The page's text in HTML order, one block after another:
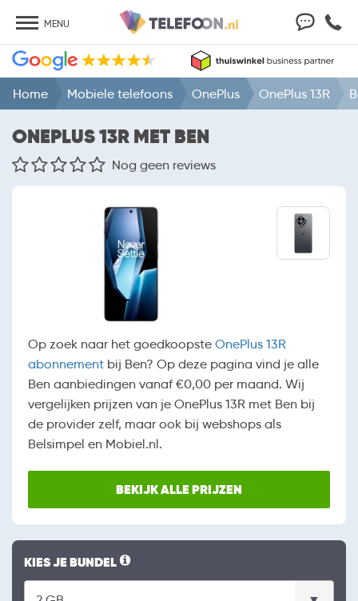
MENU
Home Mobiele telefoons OnePlus OnePlus 13R
ONEPLUS 13R MET BEN
Nog geen reviews
Op zoek naar het goedkoopste OnePlus 13R
abonnement bij Ben? Op deze pagina vind je alle
Ben aanbiedingen vanaf €0,00 per maand. Wij
vergelijken prijzen van je OnePlus 13R met Ben bij
de provider zelf, maar ook bij webshops als
Belsimpel en Mobiel.nl.
BEKIJK ALLE PRIJZEN
KIES JE BUNDEL